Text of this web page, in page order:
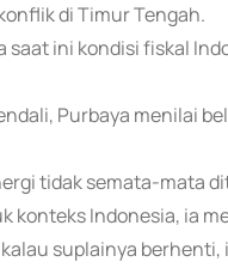
di Timur Tengah.
ini kondisi fiskal
Purbaya menilai
tidak semata-mata
konteks Indonesia, ia
suplainya